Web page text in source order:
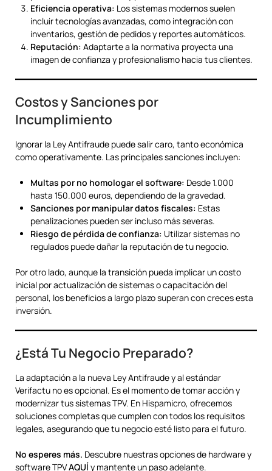
Eficiencia operativa: Los sistemas modernos suelen
incluir tecnologías avanzadas, como integración con
inventarios, gestión de pedidos y reportes automáticos.
Reputación: Adaptarte a la normativa proyecta una
imagen de confianza y profesionalismo hacia tus clientes.
Costos y Sanciones por
Incumplimiento
Ignorar la Ley Antifraude puede salir caro, tanto económica
como operativamente. Las principales sanciones incluyen:
Multas por no homologar el software: Desde 1.000
hasta 150.000 euros, dependiendo de la gravedad.
Sanciones por manipular datos fiscales: Estas
penalizaciones pueden ser incluso más severas.
Riesgo de pérdida de confianza: Utilizar sistemas no
regulados puede dañar la reputación de tu negocio.
Por otro lado, aunque la transición pueda implicar un costo
inicial por actualización de sistemas o capacitación del
personal, los beneficios a largo plazo superan con creces esta
inversión.
¿Está Tu Negocio Preparado?
La adaptación a la nueva Ley Antifraude y al estándar
Verifactu no es opcional. Es el momento de tomar acción y
modernizar tus sistemas TPV. En Hispamicro, ofrecemos
soluciones completas que cumplen con todos los requisitos
legales, asegurando que tu negocio esté listo para el futuro.
No esperes más. Descubre nuestras opciones de hardware y
software TPVAQUÍ y mantente un paso adelante.